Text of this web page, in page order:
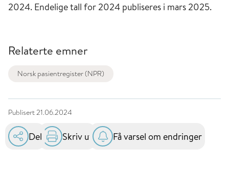
2024. Endelige tall for 2024 publiseres i mars 2025.
Relaterte emner
Norsk pasientregister (NPR)
Publisert21.06.2024
Del Skriv ut Få varsel om endringer